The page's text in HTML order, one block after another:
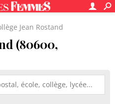
Jean Rostand
(80600,